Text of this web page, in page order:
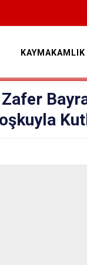
KAYMAKAMLIK